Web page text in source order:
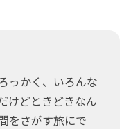
っかく、いろんな
けどときどきなん
をさがす旅にで